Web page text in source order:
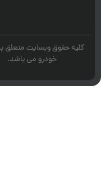
کلیه حقوق وبسایت متعلق به معین
خودرو می باشد.